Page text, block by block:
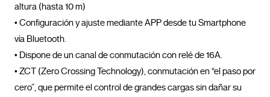
altura (hasta 10 m)
• Configuración y ajuste mediante APP desde tu Smartphone
vía Bluetooth.
• Dispone de un canal de conmutación con relé de 16A.
• ZCT (Zero Crossing Technology), conmutación en “el paso por
cero”, que permite el control de grandes cargas sin dañar su